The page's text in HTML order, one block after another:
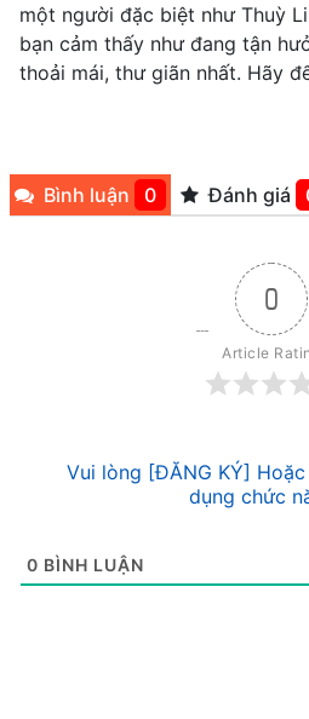
một người đặc biệt như Thuỳ
bạn cảm thấy như đang tận
thoải mái, thư giãn nhất. Hãy
Bình luận 0 Đánh giá
0
Article
Vui lòng [ĐĂNG KÝ]
dụng chức
0 BÌNH LUẬN